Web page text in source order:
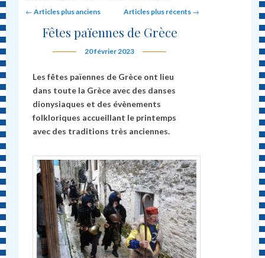
Post navigation
← Articles plus anciens Articles plus récents →
Fêtes païennes de Grèce
20 février 2023
Les fêtes païennes de Grèce ont lieu
dans toute la Grèce avec des danses
dionysiaques et des évènements
folkloriques accueillant le printemps
avec des traditions très anciennes.